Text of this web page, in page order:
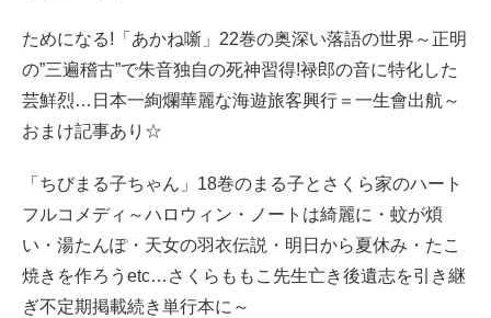
ためになる!「あかね噺」22巻の奥深い落語の世界～正明
の”三遍稽古”で朱音独自の死神習得!禄郎の音に特化した
芸鮮烈…日本一絢爛華麗な海遊旅客興行＝一生會出航～
おまけ記事あり☆
「ちびまる子ちゃん」18巻のまる子とさくら家のハート
フルコメディ～ハロウィン・ノートは綺麗に・蚊が煩
い・湯たんぽ・天女の羽衣伝説・明日から夏休み・たこ
焼きを作ろうetc…さくらももこ先生亡き後遺志を引き継
ぎ不定期掲載続き単行本に～